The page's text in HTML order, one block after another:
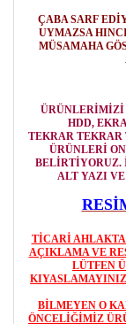
ÇABA SARF
UYMAZSA
MÜSAMAHA
ÜRÜNLERİMİZİ
HDD,
TEKRAR TEKRAR
ÜRÜNLERİ
BELİRTİYORUZ.
ALT YAZI
TİCARİ
AÇIKLAMA VE
LÜTFEN
BİLMEYEN O
ÖNCELİĞİMİZ